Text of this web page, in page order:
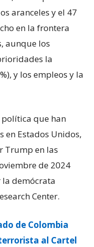
aranceles y el 47
en la frontera
aunque los
la
y los empleos y la
política que han
en Estados Unidos,
Trump en las
de 2024
la demócrata
Center.
de Colombia
al Cartel